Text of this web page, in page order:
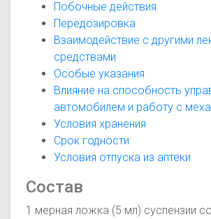
Побочные действия
Передозировка
Взаимодействие с другими
средствами
Особые указания
Влияние на способность
автомобилем и работу с
Условия хранения
Срок годности
Условия отпуска из аптеки
Состав
1 мерная ложка (5 мл) суспензии